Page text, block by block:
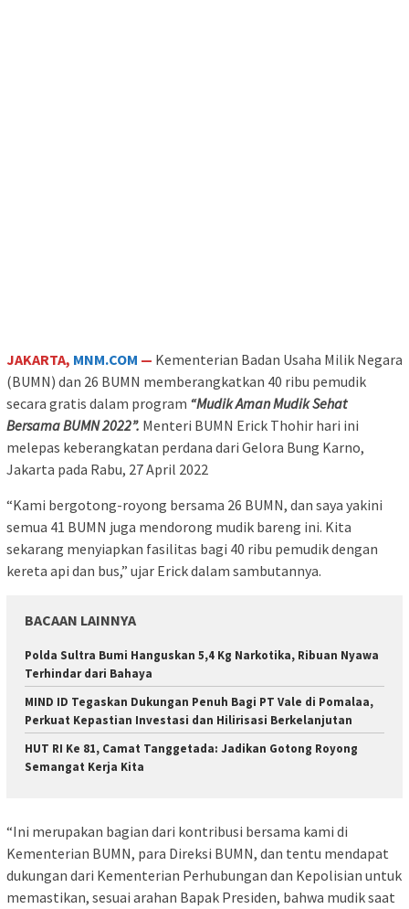
JAKARTA, MNM.COM — Kementerian Badan Usaha Milik Negara
(BUMN) dan 26 BUMN memberangkatkan 40 ribu pemudik
secara gratis dalam program “Mudik Aman Mudik Sehat
Bersama BUMN 2022”. Menteri BUMN Erick Thohir hari ini
melepas keberangkatan perdana dari Gelora Bung Karno,
Jakarta pada Rabu, 27 April 2022
“Kami bergotong-royong bersama 26 BUMN, dan saya yakini
semua 41 BUMN juga mendorong mudik bareng ini. Kita
sekarang menyiapkan fasilitas bagi 40 ribu pemudik dengan
kereta api dan bus,” ujar Erick dalam sambutannya.
BACAAN LAINNYA
Polda Sultra Bumi Hanguskan 5,4 Kg Narkotika, Ribuan Nyawa
Terhindar dari Bahaya
MIND ID Tegaskan Dukungan Penuh Bagi PT Vale di Pomalaa,
Perkuat Kepastian Investasi dan Hilirisasi Berkelanjutan
HUT RI Ke 81, Camat Tanggetada: Jadikan Gotong Royong
Semangat Kerja Kita
“Ini merupakan bagian dari kontribusi bersama kami di
Kementerian BUMN, para Direksi BUMN, dan tentu mendapat
dukungan dari Kementerian Perhubungan dan Kepolisian untuk
memastikan, sesuai arahan Bapak Presiden, bahwa mudik saat